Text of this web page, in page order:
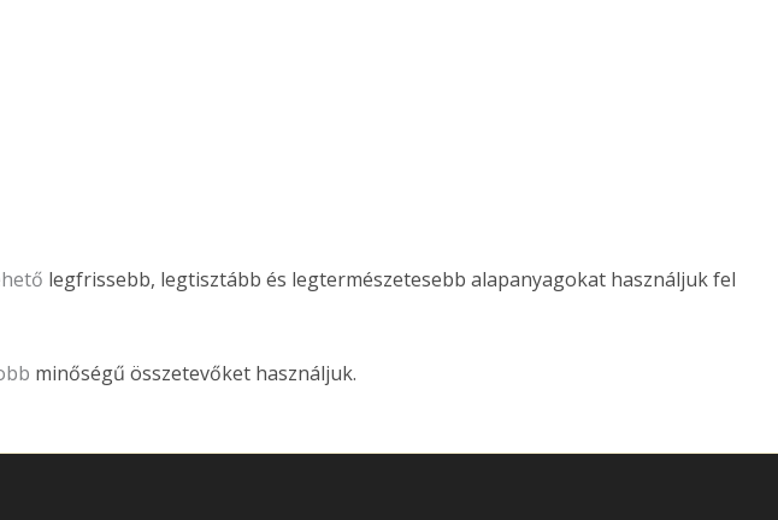
legfrissebb, legtisztább és legtermészetesebb alapanyagokat használjuk fel
minőségű összetevőket használjuk.